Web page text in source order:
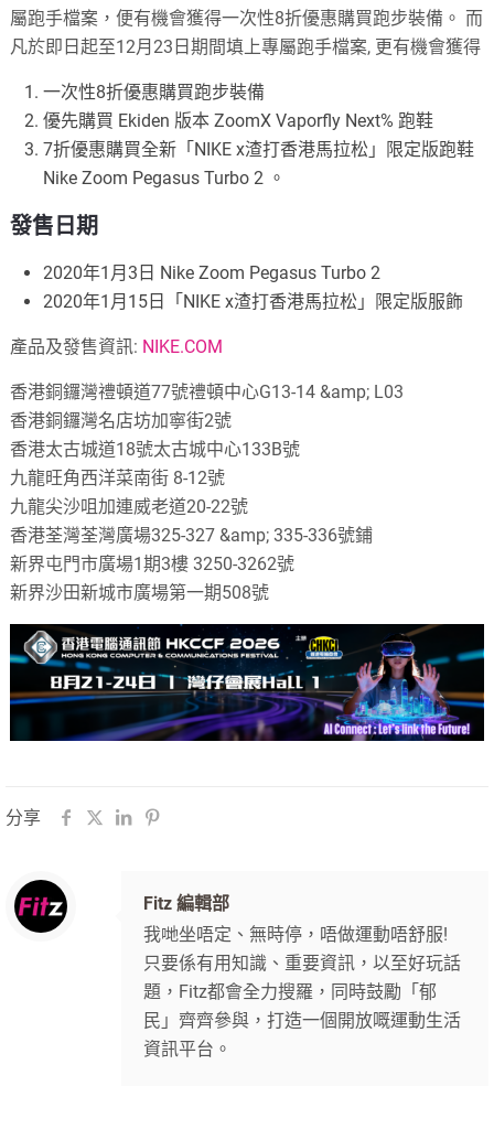
屬跑手檔案，便有機會獲得一次性8折優惠購買跑步裝備。 而
凡於即日起至12月23日期間填上專屬跑手檔案, 更有機會獲得
一次性8折優惠購買跑步裝備
優先購買 Ekiden 版本 ZoomX Vaporfly Next% 跑鞋
7折優惠購買全新「NIKE x渣打香港馬拉松」限定版跑鞋
Nike Zoom Pegasus Turbo 2 。
發售日期
2020年1月3日 Nike Zoom Pegasus Turbo 2
2020年1月15日「NIKE x渣打香港馬拉松」限定版服飾
產品及發售資訊: NIKE.COM
香港銅鑼灣禮頓道77號禮頓中心G13-14 &amp; L03
香港銅鑼灣名店坊加寧街2號
香港太古城道18號太古城中心133B號
九龍旺角西洋菜南街 8-12號
九龍尖沙咀加連威老道20-22號
香港荃灣荃灣廣場325-327 &amp; 335-336號鋪
新界屯門市廣場1期3樓 3250-3262號
新界沙田新城市廣場第一期508號
分享
Fitz 編輯部
我哋坐唔定、無時停，唔做運動唔舒服!
只要係有用知識、重要資訊，以至好玩話
題，Fitz都會全力搜羅，同時鼓勵「郁
民」齊齊參與，打造一個開放嘅運動生活
資訊平台。